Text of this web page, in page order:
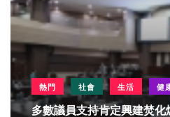
熱門 社會 生活 健
多數議員支持肯定興建焚